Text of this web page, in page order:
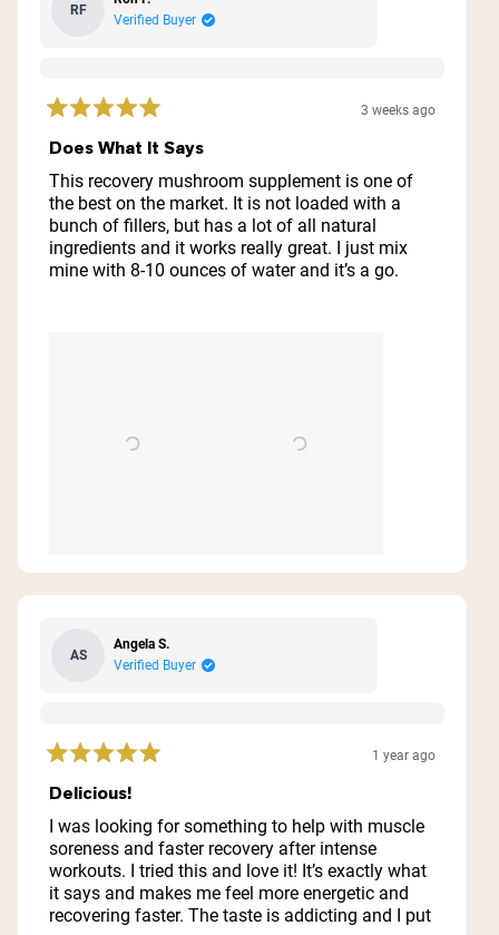
RF
Verified Buyer
Rated
5
out
of
5
stars
3 weeks ago
Does What It Says
This recovery mushroom supplement is one of
the best on the market. It is not loaded with a
bunch of fillers, but has a lot of all natural
ingredients and it works really great. I just mix
mine with 8-10 ounces of water and it’s a go.
AS
Angela S.
Verified Buyer
Rated
5
out
of
5
stars
1 year ago
Delicious!
I was looking for something to help with muscle
soreness and faster recovery after intense
workouts. I tried this and love it! It’s exactly what
it says and makes me feel more energetic and
recovering faster. The taste is addicting and I put